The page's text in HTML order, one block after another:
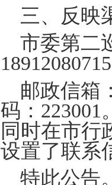
三、反映
市委第二
邮政信箱
码：223001
同时在市行
设置了联系
特此公告